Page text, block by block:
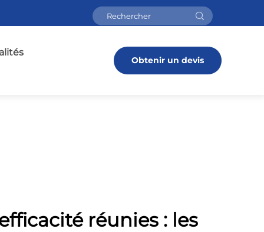
Obtenir un devis
réunies : les